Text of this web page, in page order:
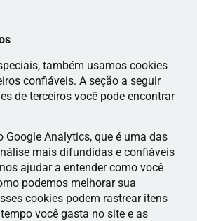
também usamos cookies
confiáveis. A seção a seguir
de terceiros você pode encontrar
Google Analytics, que é uma das
mais difundidas e confiáveis
ajudar a entender como você
podemos melhorar sua
cookies podem rastrear itens
você gasta no site e as